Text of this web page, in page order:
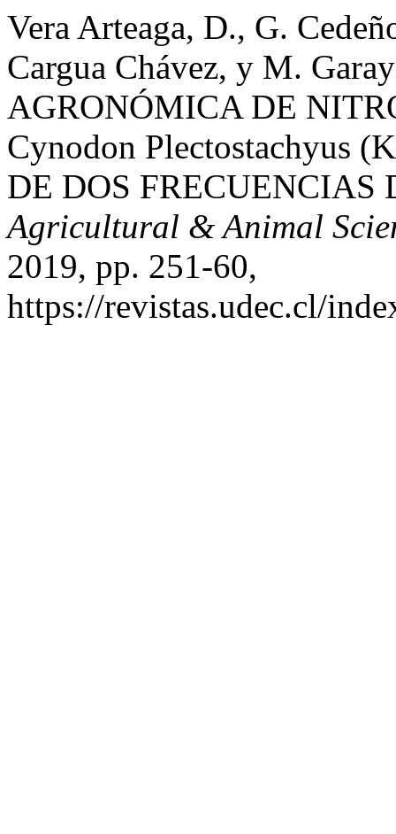
Vera Arteaga, D., G.
Cargua Chávez, y M.
AGRONÓMICA DE
Cynodon Plectostachyus
DE DOS FRECUENCIAS
Agricultural & Animal
2019, pp. 251-60,
https://revistas.udec.cl/